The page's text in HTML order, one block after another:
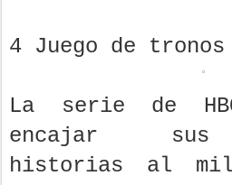
4 Juego de tronos
La serie de
encajar sus
historias al